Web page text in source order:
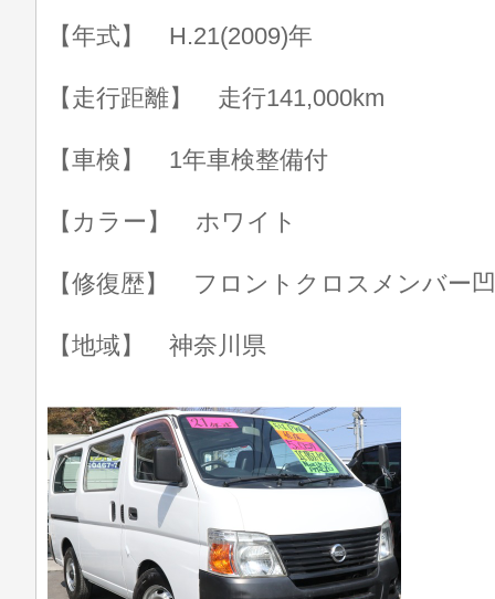
【年式】 H.21(2009)年
【走行距離】 走行141,000km
【車検】 1年車検整備付
【カラー】 ホワイト
【修復歴】 フロントクロスメンバー
【地域】 神奈川県